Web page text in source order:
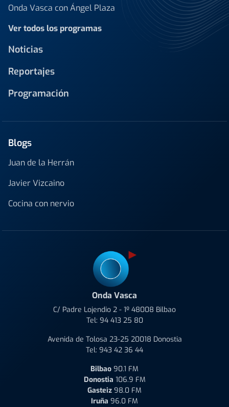
Onda Vasca con Ángel Plaza
Ver todos los programas
Noticias
Reportajes
Programación
Blogs
Juan de la Herrán
Javier Vizcaino
Cocina con nervio
Onda Vasca
C/ Padre Lojendio 2 - 1º 48008 Bilbao
Tel: 94 413 25 80
Avenida de Tolosa 23-25 20018 Donostia
Tel: 943 42 36 44
Bilbao 90.1 FM
Donostia 106.9 FM
Gasteiz 98.0 FM
Iruña 96.0 FM